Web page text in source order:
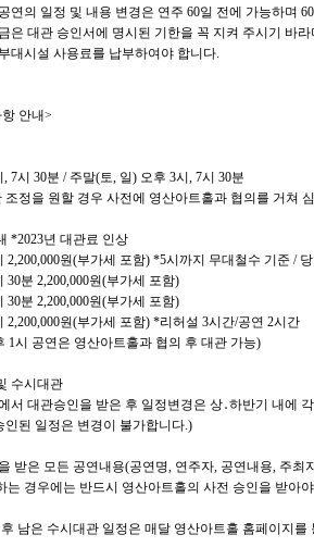
연의 일정 및 내용 변경은 연주 60일 전에 가능하며 60
은 대관 승인서에 명시된 기한을 꼭 지켜 주시기 바
대시설 사용료를 납부하여야 합니다.
안내>
, 7시 30분 / 주말(토, 일) 오후 3시 , 7시 30분
조정을 원할 경우 사전에 영산아트홀과 협의를 거쳐
*2023년 대관료 인상
2,200,000원(부가세 포함) *5시까지 무대철수 기준 /
30분 2,200,000원(부가세 포함)
30분 2,200,000원(부가세 포함)
2,200,000원(부가세 포함) *리허설 3시간/공연 2시간
1시 공연은 영산아트홀과 협의 후 대관 가능)
수시대관
서 대관승인을 받은 후 일정변경은 상․하반기 내에
인된 일정은 변경이 불가합니다.)
받은 모든 공연내용(공연명, 연주자, 공연내용, 주최
는 경우에는 반드시 영산아트홀의 사전 승인을 받아
남은 수시대관 일정은 매달 영산아트홀 홈페이지